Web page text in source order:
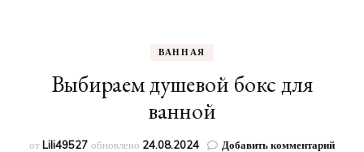
ВАННАЯ
Выбираем душевой бокс для
ванной
от Lili49527 обновлено 24.08.2024 Добавить комментарийк